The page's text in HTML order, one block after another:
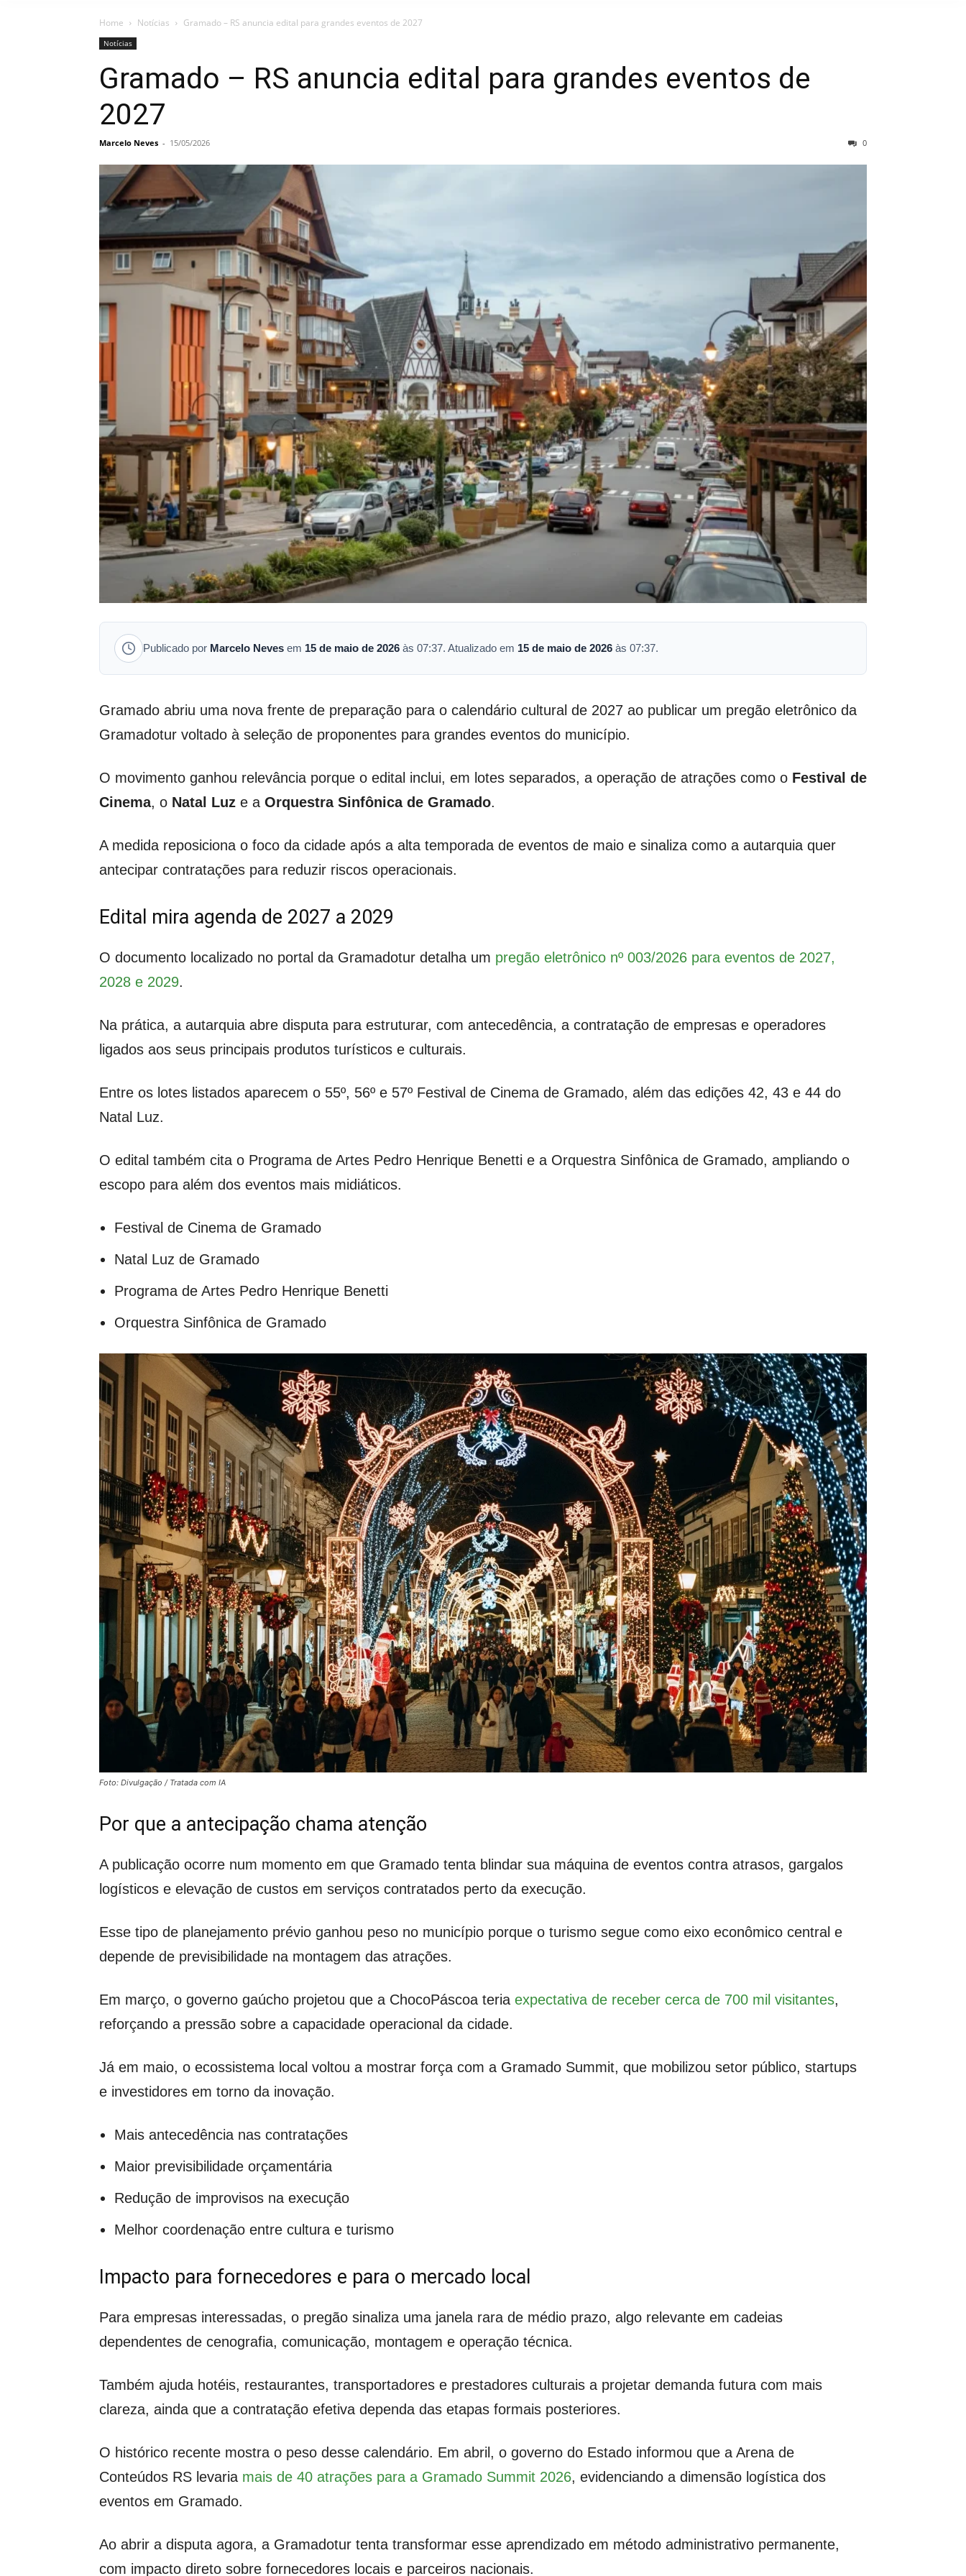
Home Notícias Gramado – RS anuncia edital para grandes eventos de 2027
Notícias
Gramado – RS anuncia edital para grandes eventos de
2027
Marcelo Neves - 15/05/2026 0
Publicado por Marcelo Neves em 15 de maio de 2026 às 07:37. Atualizado em 15 de maio de 2026 às 07:37.
Gramado abriu uma nova frente de preparação para o calendário cultural de 2027 ao publicar um pregão eletrônico da
Gramadotur voltado à seleção de proponentes para grandes eventos do município.
O movimento ganhou relevância porque o edital inclui, em lotes separados, a operação de atrações como o Festival de
Cinema, o Natal Luz e a Orquestra Sinfônica de Gramado.
A medida reposiciona o foco da cidade após a alta temporada de eventos de maio e sinaliza como a autarquia quer
antecipar contratações para reduzir riscos operacionais.
Edital mira agenda de 2027 a 2029
O documento localizado no portal da Gramadotur detalha um pregão eletrônico nº 003/2026 para eventos de 2027,
2028 e 2029.
Na prática, a autarquia abre disputa para estruturar, com antecedência, a contratação de empresas e operadores
ligados aos seus principais produtos turísticos e culturais.
Entre os lotes listados aparecem o 55º, 56º e 57º Festival de Cinema de Gramado, além das edições 42, 43 e 44 do
Natal Luz.
O edital também cita o Programa de Artes Pedro Henrique Benetti e a Orquestra Sinfônica de Gramado, ampliando o
escopo para além dos eventos mais midiáticos.
Festival de Cinema de Gramado
Natal Luz de Gramado
Programa de Artes Pedro Henrique Benetti
Orquestra Sinfônica de Gramado
Foto: Divulgação / Tratada com IA
Por que a antecipação chama atenção
A publicação ocorre num momento em que Gramado tenta blindar sua máquina de eventos contra atrasos, gargalos
logísticos e elevação de custos em serviços contratados perto da execução.
Esse tipo de planejamento prévio ganhou peso no município porque o turismo segue como eixo econômico central e
depende de previsibilidade na montagem das atrações.
Em março, o governo gaúcho projetou que a ChocoPáscoa teria expectativa de receber cerca de 700 mil visitantes,
reforçando a pressão sobre a capacidade operacional da cidade.
Já em maio, o ecossistema local voltou a mostrar força com a Gramado Summit, que mobilizou setor público, startups
e investidores em torno da inovação.
Mais antecedência nas contratações
Maior previsibilidade orçamentária
Redução de improvisos na execução
Melhor coordenação entre cultura e turismo
Impacto para fornecedores e para o mercado local
Para empresas interessadas, o pregão sinaliza uma janela rara de médio prazo, algo relevante em cadeias
dependentes de cenografia, comunicação, montagem e operação técnica.
Também ajuda hotéis, restaurantes, transportadores e prestadores culturais a projetar demanda futura com mais
clareza, ainda que a contratação efetiva dependa das etapas formais posteriores.
O histórico recente mostra o peso desse calendário. Em abril, o governo do Estado informou que a Arena de
Conteúdos RS levaria mais de 40 atrações para a Gramado Summit 2026, evidenciando a dimensão logística dos
eventos em Gramado.
Ao abrir a disputa agora, a Gramadotur tenta transformar esse aprendizado em método administrativo permanente,
com impacto direto sobre fornecedores locais e parceiros nacionais.